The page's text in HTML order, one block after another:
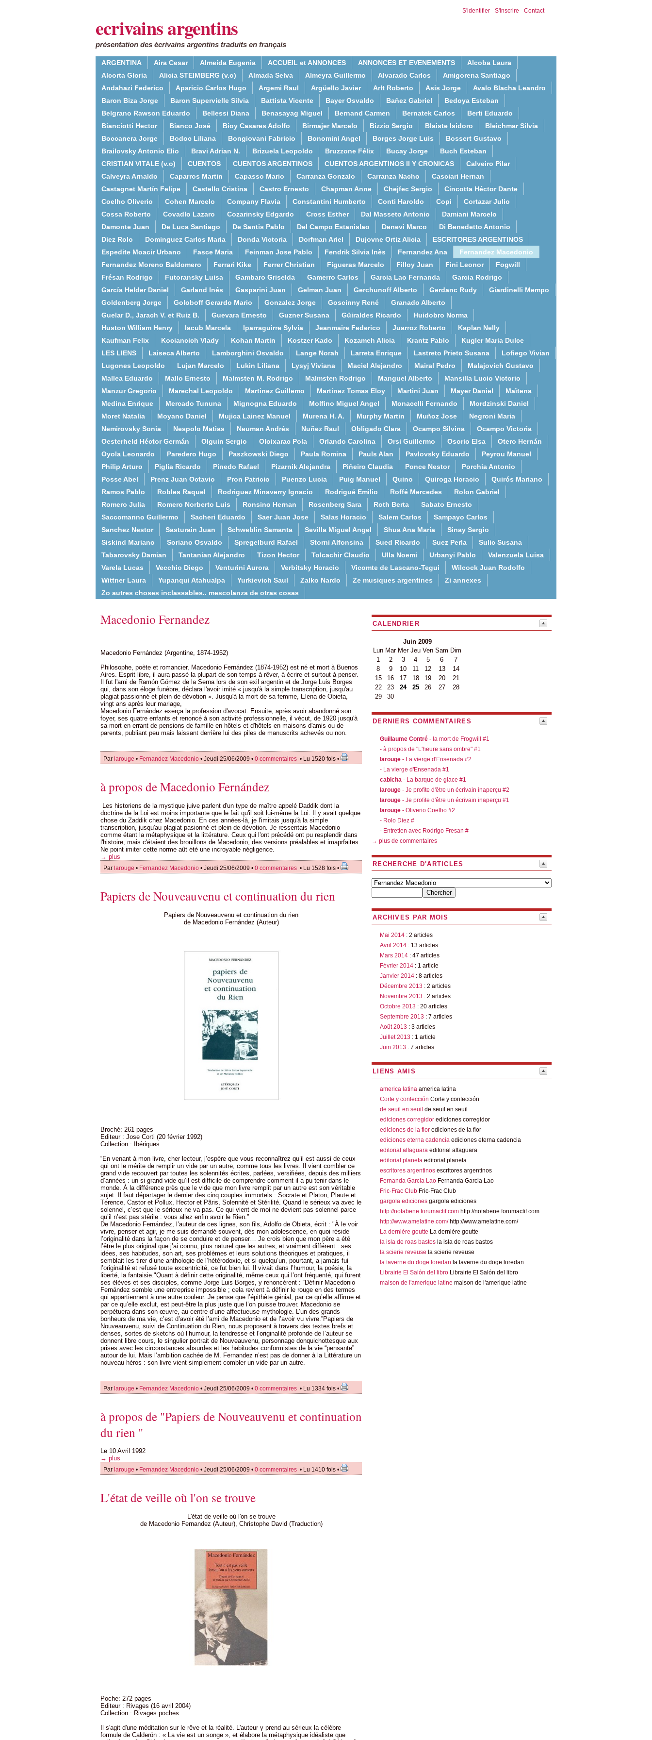
S'identifier - S'inscrire - Contact
ecrivains argentins
présentation des écrivains argentins traduits en français
ARGENTINA Aira Cesar Almeida Eugenia ACCUEIL et ANNONCES ANNONCES ET EVENEMENTS
Alcoba Laura
Alcorta Gloria
Alicia STEIMBERG (v.o) Almada Selva Almeyra Guillermo Alvarado Carlos
Amigorena Santiago
Andahazi Federico
Aparicio Carlos Hugo Argemi Raul Argüello Javier Arlt Roberto Asis Jorge
Avalo Blacha Leandro
Baron Biza Jorge
Baron Supervielle Silvia Battista Vicente Bayer Osvaldo Bañez Gabriel
Bedoya Esteban
Belgrano Rawson Eduardo
Bellessi Diana Benasayag Miguel Bernand Carmen Bernatek Carlos
Berti Eduardo
Bianciotti Hector
Bianco José Bioy Casares Adolfo Birmajer Marcelo Bizzio Sergio Blaiste Isidoro
Bleichmar Silvia
Boccanera Jorge
Bodoc Liliana Bongiovani Fabricio Bonomini Angel Borges Jorge Luis
Bossert Gustavo
Brailovsky Antonio Elio
Bravi Adrian N. Brizuela Leopoldo Bruzzone Félix Bucay Jorge
Buch Esteban
CRISTIAN VITALE (v.o)
CUENTOS CUENTOS ARGENTINOS CUENTOS ARGENTINOS II Y CRONICAS
Calveiro Pilar
Calveyra Arnaldo
Caparros Martin Capasso Mario Carranza Gonzalo Carranza Nacho
Casciari Hernan
Castagnet Martín Felipe
Castello Cristina Castro Ernesto Chapman Anne Chejfec Sergio
Cincotta Héctor Dante
Coelho Oliverio
Cohen Marcelo Company Flavia Constantini Humberto Conti Haroldo Copi
Cortazar Julio
Cossa Roberto
Covadlo Lazaro Cozarinsky Edgardo Cross Esther Dal Masseto Antonio
Damiani Marcelo
Damonte Juan
De Luca Santiago De Santis Pablo Del Campo Estanislao Denevi Marco
Di Benedetto Antonio
Diez Rolo
Dominguez Carlos Maria Donda Victoria Dorfman Ariel Dujovne Ortiz Alicia
ESCRITORES ARGENTINOS
Espedite Moacir Urbano
Fasce Maria Feinman Jose Pablo Fendrik Silvia Inès Fernandez Ana
Fernandez Macedonio
Fernandez Moreno Baldomero
Ferrari Kike Ferrer Christian Figueras Marcelo Filloy Juan Fini Leonor
Fogwill
Frésan Rodrigo
Futoransky Luisa Gambaro Griselda Gamerro Carlos Garcia Lao Fernanda
Garcia Rodrigo
García Helder Daniel
Garland Inés Gasparini Juan Gelman Juan Gerchunoff Alberto Gerdanc Rudy
Giardinelli Mempo
Goldenberg Jorge
Goloboff Gerardo Mario Gonzalez Jorge Goscinny René
Granado Alberto
Guelar D., Jarach V. et Ruiz B.
Guevara Ernesto Guzner Susana Güiraldes Ricardo
Huidobro Norma
Huston William Henry
Iacub Marcela Iparraguirre Sylvia Jeanmaire Federico Juarroz Roberto
Kaplan Nelly
Kaufman Felix
Kociancich Vlady Kohan Martin Kostzer Kado Kozameh Alicia Krantz Pablo
Kugler Maria Dulce
LES LIENS
Laiseca Alberto Lamborghini Osvaldo Lange Norah Larreta Enrique Lastreto Prieto Susana
Lofiego Vivian
Lugones Leopoldo
Lujan Marcelo Lukin Liliana Lysyj Viviana Maciel Alejandro Mairal Pedro
Malajovich Gustavo
Mallea Eduardo
Mallo Ernesto Malmsten M. Rodrigo Malmsten Rodrigo Manguel Alberto
Mansilla Lucio Victorio
Manzur Gregorio
Marechal Leopoldo Martinez Guillemo Martinez Tomas Eloy Martini Juan Mayer Daniel
Maïtena
Medina Enrique
Mercado Tununa Mignogna Eduardo Molfino Miguel Angel Monacelli Fernando
Mordzinski Daniel
Moret Natalia
Moyano Daniel Mujica Lainez Manuel Murena H. A. Murphy Martin Muñoz Jose
Negroni Maria
Nemirovsky Sonia
Nespolo Matias Neuman Andrés Nuñez Raul Obligado Clara Ocampo Silvina
Ocampo Victoria
Oesterheld Héctor Germán
Olguin Sergio Oloixarac Pola Orlando Carolina Orsi Guillermo Osorio Elsa
Otero Hernán
Oyola Leonardo
Paredero Hugo Paszkowski Diego Paula Romina Pauls Alan Pavlovsky Eduardo
Peyrou Manuel
Philip Arturo
Piglia Ricardo Pinedo Rafael Pizarnik Alejandra Piñeiro Claudia Ponce Nestor
Porchia Antonio
Posse Abel
Prenz Juan Octavio Pron Patricio Puenzo Lucia Puig Manuel Quino Quiroga Horacio
Quirós Mariano
Ramos Pablo
Robles Raquel Rodriguez Minaverry Ignacio Rodrigué Emilio Roffé Mercedes
Rolon Gabriel
Romero Julia
Romero Norberto Luis Ronsino Hernan Rosenberg Sara Roth Berta
Sabato Ernesto
Saccomanno Guillermo
Sacheri Eduardo Saer Juan Jose Salas Horacio Salem Carlos
Sampayo Carlos
Sanchez Nestor
Sasturain Juan Schweblin Samanta Sevilla Miguel Angel Shua Ana Maria
Sinay Sergio
Siskind Mariano
Soriano Osvaldo Spregelburd Rafael Storni Alfonsina Sued Ricardo Suez Perla
Sulic Susana
Tabarovsky Damian
Tantanian Alejandro Tizon Hector Tolcachir Claudio Ulla Noemi Urbanyi Pablo
Valenzuela Luisa
Varela Lucas
Vecchio Diego Venturini Aurora Verbitsky Horacio Vicomte de Lascano-Tegui
Wilcock Juan Rodolfo
Wittner Laura
Yupanqui Atahualpa Yurkievich Saul Zalko Nardo Ze musiques argentines
Zi annexes
Zo autres choses inclassables.. mescolanza de otras cosas
Macedonio Fernandez
Macedonio Fernández (Argentine, 1874-1952)
Philosophe, poète et romancier, Macedonio Fernández (1874-1952) est né et mort à Buenos
Aires. Esprit libre, il aura passé la plupart de son temps à rêver, à écrire et surtout à penser.
Il fut l'ami de Ramón Gómez de la Serna lors de son exil argentin et de Jorge Luis Borges
qui, dans son éloge funèbre, déclara l'avoir imité « jusqu'à la simple transcription, jusqu'au
plagiat passionné et plein de dévotion ». Jusqu'à la mort de sa femme, Elena de Obieta,
vingt ans après leur mariage,
Macedonio Fernández exerça la profession d'avocat. Ensuite, après avoir abandonné son
foyer, ses quatre enfants et renoncé à son activité professionnelle, il vécut, de 1920 jusqu'à
sa mort en errant de pensions de famille en hôtels et d'hôtels en maisons d'amis ou de
parents, publiant peu mais laissant derrière lui des piles de manuscrits achevés ou non.
Par larouge • Fernandez Macedonio • Jeudi 25/06/2009 • 0 commentaires • Lu 1520 fois •
à propos de Macedonio Fernández
Les historiens de la mystique juive parlent d'un type de maître appelé Daddik dont la
doctrine de la Loi est moins importante que le fait qu'il soit lui-même la Loi. Il y avait quelque
chose du Zaddik chez Macedonio. En ces années-là, je l'imitais jusqu'à la simple
transcription, jusqu'au plagiat pasionné et plein de dévotion. Je ressentais Macedonio
comme étant la métaphysique et la littérature. Ceux qui l'ont précédé ont pu resplendir dans
l'histoire, mais c'étaient des brouillons de Macedonio, des versions préalables et imaprfaites.
Ne point imiter cette norme aût été une incroyable négligence.
→ plus
Par larouge • Fernandez Macedonio • Jeudi 25/06/2009 • 0 commentaires • Lu 1528 fois •
Papiers de Nouveauvenu et continuation du rien
Papiers de Nouveauvenu et continuation du rien
de Macedonio Fernández (Auteur)
Broché: 261 pages
Editeur : Jose Corti (20 février 1992)
Collection : Ibériques
“En venant à mon livre, cher lecteur, j’espère que vous reconnaîtrez qu’il est aussi de ceux
qui ont le mérite de remplir un vide par un autre, comme tous les livres. Il vient combler ce
grand vide recouvert par toutes les solennités écrites, parlées, versifiées, depuis des milliers
d’années : un si grand vide qu’il est difficile de comprendre comment il a pu tenir dans le
monde. À la différence près que le vide que mon livre remplit par un autre est son véritable
sujet. Il faut départager le dernier des cinq couples immortels : Socrate et Platon, Plaute et
Térence, Castor et Pollux, Hector et Pâris, Solennité et Stérilité. Quand le sérieux va avec le
solennel, c’est que le sérieux ne va pas. Ce qui vient de moi ne devient pas solennel parce
qu’il n’est pas stérile : vous allez enfin avoir le Rien.”
De Macedonio Fernández, l’auteur de ces lignes, son fils, Adolfo de Obieta, écrit : "À le voir
vivre, penser et agir, je me suis demandé souvent, dès mon adolescence, en quoi réside
l’originalité dans la façon de se conduire et de penser… Je crois bien que mon père a été
l’être le plus original que j’ai connu, plus naturel que les autres, et vraiment différent : ses
idées, ses habitudes, son art, ses problèmes et leurs solutions théoriques et pratiques, il
semblait les tirer d’une anthologie de l’hétérodoxie, et si quelqu’un, pourtant, a jamais fui
l’originalité et refusé toute excentricité, ce fut bien lui. Il vivait dans l’humour, la poésie, la
liberté, la fantaisie."Quant à définir cette originalité, même ceux qui l’ont fréquenté, qui furent
ses élèves et ses disciples, comme Jorge Luis Borges, y renoncèrent : “Définir Macedonio
Fernández semble une entreprise impossible ; cela revient à définir le rouge en des termes
qui appartiennent à une autre couleur. Je pense que l’épithète génial, par ce qu’elle affirme et
par ce qu’elle exclut, est peut-être la plus juste que l’on puisse trouver. Macedonio se
perpétuera dans son œuvre, au centre d’une affectueuse mythologie. L’un des grands
bonheurs de ma vie, c’est d’avoir été l’ami de Macedonio et de l’avoir vu vivre.”Papiers de
Nouveauvenu, suivi de Continuation du Rien, nous proposent à travers des textes brefs et
denses, sortes de sketchs où l’humour, la tendresse et l’originalité profonde de l’auteur se
donnent libre cours, le singulier portrait de Nouveauvenu, personnage donquichottesque aux
prises avec les circonstances absurdes et les habitudes conformistes de la vie “pensante”
autour de lui. Mais l’ambition cachée de M. Fernandez n’est pas de donner à la Littérature un
nouveau héros : son livre vient simplement combler un vide par un autre.
Par larouge • Fernandez Macedonio • Jeudi 25/06/2009 • 0 commentaires • Lu 1334 fois •
à propos de "Papiers de Nouveauvenu et continuation
du rien "
Le 10 Avril 1992
→ plus
Par larouge • Fernandez Macedonio • Jeudi 25/06/2009 • 0 commentaires • Lu 1410 fois •
L'état de veille où l'on se trouve
L'état de veille où l'on se trouve
de Macedonio Fernandez (Auteur), Christophe David (Traduction)
Poche: 272 pages
Editeur : Rivages (16 avril 2004)
Collection : Rivages poches
Il s'agit d'une méditation sur le rêve et la réalité. L'auteur y prend au sérieux la célèbre
formule de Calderón : « La vie est un songe », et élabore la métaphysique idéaliste que
CALENDRIER
Juin 2009
Lun Mar Mer Jeu Ven Sam Dim
1
2 3 4 5 6
7
8
9 10 11 12 13
14
15
16 17 18 19 20
21
22
23 24 25 26 27
28
29
30
DERNIERS COMMENTAIRES
Guillaume Contré - la mort de Frogwill #1
- à propos de "L'heure sans ombre" #1
larouge - La vierge d'Ensenada #2
- La vierge d'Ensenada #1
cabicha - La barque de glace #1
larouge - Je profite d'être un écrivain inaperçu #2
larouge - Je profite d'être un écrivain inaperçu #1
larouge - Oliverio Coelho #2
- Rolo Diez #
- Entretien avec Rodrigo Fresan #
→ plus de commentaires
RECHERCHE D'ARTICLES
ARCHIVES PAR MOIS
Mai 2014 : 2 articles
Avril 2014 : 13 articles
Mars 2014 : 47 articles
Février 2014 : 1 article
Janvier 2014 : 8 articles
Décembre 2013 : 2 articles
Novembre 2013 : 2 articles
Octobre 2013 : 20 articles
Septembre 2013 : 7 articles
Août 2013 : 3 articles
Juillet 2013 : 1 article
Juin 2013 : 7 articles
LIENS AMIS
america latina america latina
Corte y confección Corte y confección
de seuil en seuil de seuil en seuil
ediciones corregidor ediciones corregidor
ediciones de la flor ediciones de la flor
ediciones eterna cadencia ediciones eterna cadencia
editorial alfaguara editorial alfaguara
editorial planeta editorial planeta
escritores argentinos escritores argentinos
Fernanda Garcia Lao Fernanda Garcia Lao
Fric-Frac Club Fric-Frac Club
gargola ediciones gargola ediciones
http://notabene.forumactif.com http://notabene.forumactif.com
http://www.amelatine.com/http://www.amelatine.com/
La dernière goutte La dernière goutte
la isla de roas bastos la isla de roas bastos
la scierie reveuse la scierie reveuse
la taverne du doge loredan la taverne du doge loredan
Librairie El Salón del libro Librairie El Salón del libro
maison de l'amerique latine maison de l'amerique latine